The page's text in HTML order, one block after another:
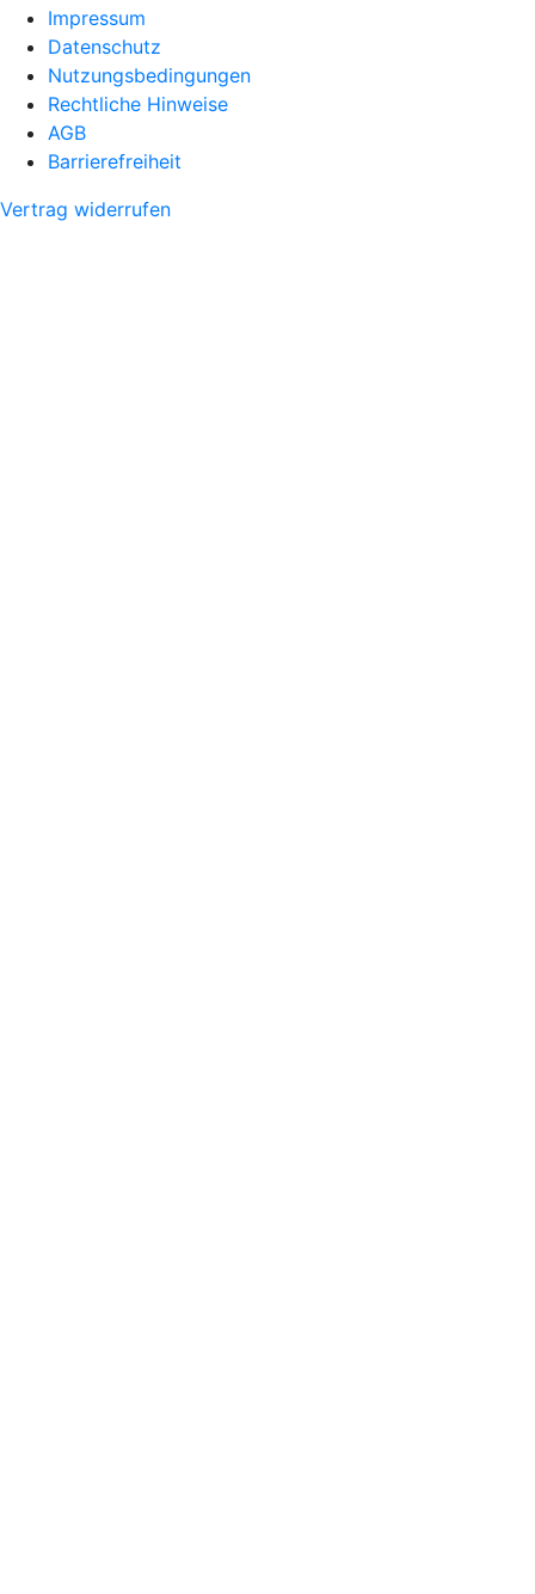
Impressum
Datenschutz
Nutzungsbedingungen
Rechtliche Hinweise
AGB
Barrierefreiheit
Vertrag widerrufen